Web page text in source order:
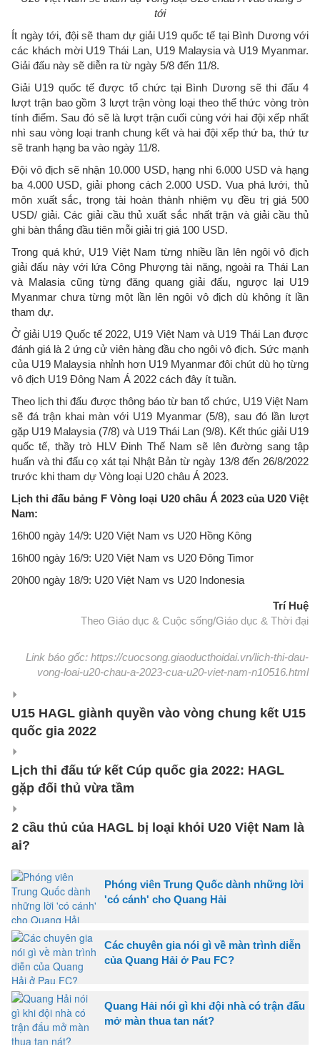
tới
Ít ngày tới, đội sẽ tham dự giải U19 quốc tế tại Bình Dương với
các khách mời U19 Thái Lan, U19 Malaysia và U19 Myanmar.
Giải đấu này sẽ diễn ra từ ngày 5/8 đến 11/8.
Giải U19 quốc tế được tổ chức tại Bình Dương sẽ thi đấu 4
lượt trận bao gồm 3 lượt trận vòng loại theo thể thức vòng tròn
tính điểm. Sau đó sẽ là lượt trận cuối cùng với hai đội xếp nhất
nhì sau vòng loại tranh chung kết và hai đội xếp thứ ba, thứ tư
sẽ tranh hạng ba vào ngày 11/8.
Đội vô địch sẽ nhận 10.000 USD, hạng nhì 6.000 USD và hạng
ba 4.000 USD, giải phong cách 2.000 USD. Vua phá lưới, thủ
môn xuất sắc, trọng tài hoàn thành nhiệm vụ đều trị giá 500
USD/ giải. Các giải cầu thủ xuất sắc nhất trận và giải cầu thủ
ghi bàn thắng đầu tiên mỗi giải trị giá 100 USD.
Trong quá khứ, U19 Việt Nam từng nhiều lần lên ngôi vô địch
giải đấu này với lứa Công Phượng tài năng, ngoài ra Thái Lan
và Malasia cũng từng đăng quang giải đấu, ngược lại U19
Myanmar chưa từng một lần lên ngôi vô địch dù không ít lần
tham dự.
Ở giải U19 Quốc tế 2022, U19 Việt Nam và U19 Thái Lan được
đánh giá là 2 ứng cử viên hàng đầu cho ngôi vô địch. Sức mạnh
của U19 Malaysia nhỉnh hơn U19 Myanmar đôi chút dù họ từng
vô địch U19 Đông Nam Á 2022 cách đây ít tuần.
Theo lịch thi đấu được thông báo từ ban tổ chức, U19 Việt Nam
sẽ đá trận khai màn với U19 Myanmar (5/8), sau đó lần lượt
gặp U19 Malaysia (7/8) và U19 Thái Lan (9/8). Kết thúc giải U19
quốc tế, thầy trò HLV Đinh Thế Nam sẽ lên đường sang tập
huấn và thi đấu cọ xát tại Nhật Bản từ ngày 13/8 đến 26/8/2022
trước khi tham dự Vòng loại U20 châu Á 2023.
Lịch thi đấu bảng F Vòng loại U20 châu Á 2023 của U20 Việt
Nam:
16h00 ngày 14/9: U20 Việt Nam vs U20 Hồng Kông
16h00 ngày 16/9: U20 Việt Nam vs U20 Đông Timor
20h00 ngày 18/9: U20 Việt Nam vs U20 Indonesia
Trí Huệ
Theo Giáo dục & Cuộc sống/Giáo dục & Thời đại
Link báo gốc: https://cuocsong.giaoducthoidai.vn/lich-thi-dau-
vong-loai-u20-chau-a-2023-cua-u20-viet-nam-n10516.html
U15 HAGL giành quyền vào vòng chung kết U15
quốc gia 2022
Lịch thi đấu tứ kết Cúp quốc gia 2022: HAGL
gặp đối thủ vừa tầm
2 cầu thủ của HAGL bị loại khỏi U20 Việt Nam là
ai?
Phóng viên Trung Quốc dành những lời
'có cánh' cho Quang Hải
Các chuyên gia nói gì về màn trình diễn
của Quang Hải ở Pau FC?
Quang Hải nói gì khi đội nhà có trận đấu
mở màn thua tan nát?